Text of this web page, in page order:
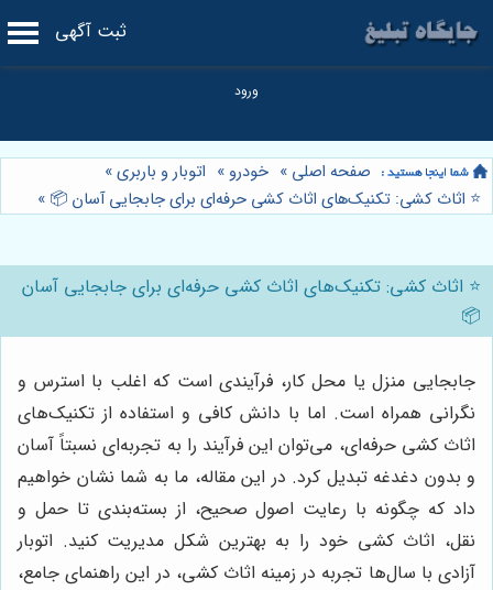
ثبت آگهی
صفحه اصلی » خودرو » اتوبار و باربری»
⭐️ اثاث کشی: تکنیک‌های اثاث کشی حرفه‌ای برای جابجایی آسان 📦 »
⭐️ اثاث کشی: تکنیک‌های اثاث کشی حرفه‌ای برای جابجایی آسان
📦
جابجایی منزل یا محل کار، فرآیندی است که اغلب با استرس و
نگرانی همراه است. اما با دانش کافی و استفاده از تکنیک‌های
اثاث کشی حرفه‌ای، می‌توان این فرآیند را به تجربه‌ای نسبتاً آسان
و بدون دغدغه تبدیل کرد. در این مقاله، ما به شما نشان خواهیم
داد که چگونه با رعایت اصول صحیح، از بسته‌بندی تا حمل و
نقل، اثاث کشی خود را به بهترین شکل مدیریت کنید. اتوبار
آزادی با سال‌ها تجربه در زمینه اثاث کشی، در این راهنمای جامع،